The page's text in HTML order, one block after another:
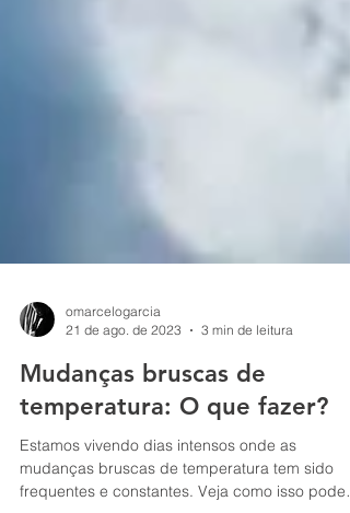
omarcelogarcia
21 de ago. de 2023
3 min de leitura
Mudanças bruscas de
temperatura: O que fazer?